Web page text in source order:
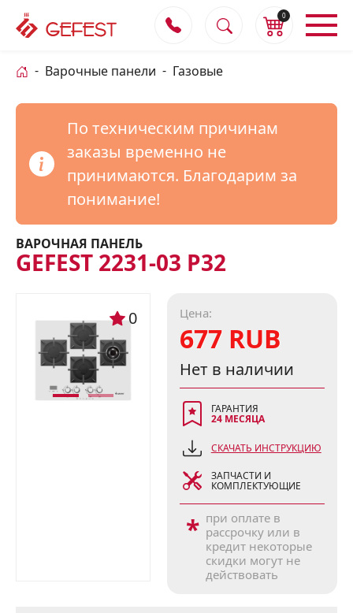
0
Варочные панели Газовые
По техническим причинам
заказы временно не
принимаются. Благодарим за
понимание!
ВАРОЧНАЯ ПАНЕЛЬ
GEFEST 2231-03 Р32
0 Цена:
677 RUB
Нет в наличии
ГАРАНТИЯ
24 МЕСЯЦА
СКАЧАТЬ ИНСТРУКЦИЮ
ЗАПЧАСТИ И
КОМПЛЕКТУЮЩИЕ
* при оплате в
рассрочку или в
кредит некоторые
скидки могут не
действовать